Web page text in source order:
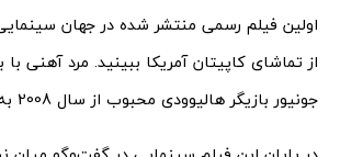
اولین فیلم رسمی منتشر شده در جهان
از تماشای کاپیتان آمریکا ببینید. مرد آهنی با
جونیور بازیگر هالیوودی محبوب از سال 2008 به روی پرده رفت.